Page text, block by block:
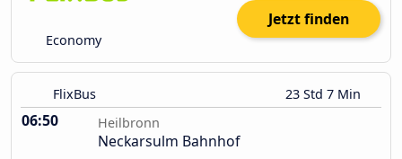
Economy
Jetzt finden
FlixBus 23 Std 7 Min
06:50 Heilbronn
Neckarsulm Bahnhof